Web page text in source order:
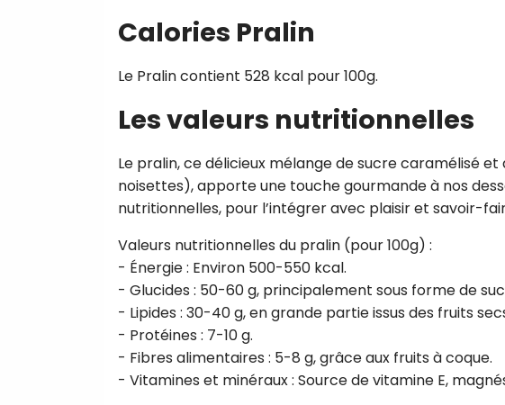
Calories Pralin
Le Pralin contient 528 kcal pour 100g.
Les valeurs nutritionnelles
Le pralin, ce délicieux mélange de sucre caramélisé
noisettes), apporte une touche gourmande à nos
nutritionnelles, pour l’intégrer avec plaisir et savoir-
Valeurs nutritionnelles du pralin (pour 100g) :
- Énergie : Environ 500-550 kcal.
- Glucides : 50-60 g, principalement sous forme de
- Lipides : 30-40 g, en grande partie issus des fruits
- Protéines : 7-10 g.
- Fibres alimentaires : 5-8 g, grâce aux fruits à coque.
- Vitamines et minéraux : Source de vitamine E,